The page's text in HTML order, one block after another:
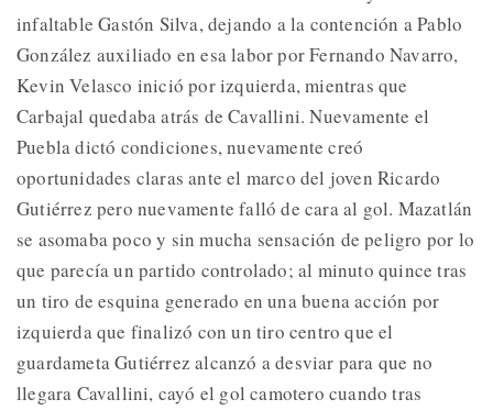
infaltable Gastón Silva, dejando a la contención a Pablo
González auxiliado en esa labor por Fernando Navarro,
Kevin Velasco inició por izquierda, mientras que
Carbajal quedaba atrás de Cavallini. Nuevamente el
Puebla dictó condiciones, nuevamente creó
oportunidades claras ante el marco del joven Ricardo
Gutiérrez pero nuevamente falló de cara al gol. Mazatlán
se asomaba poco y sin mucha sensación de peligro por lo
que parecía un partido controlado; al minuto quince tras
un tiro de esquina generado en una buena acción por
izquierda que finalizó con un tiro centro que el
guardameta Gutiérrez alcanzó a desviar para que no
llegara Cavallini, cayó el gol camotero cuando tras